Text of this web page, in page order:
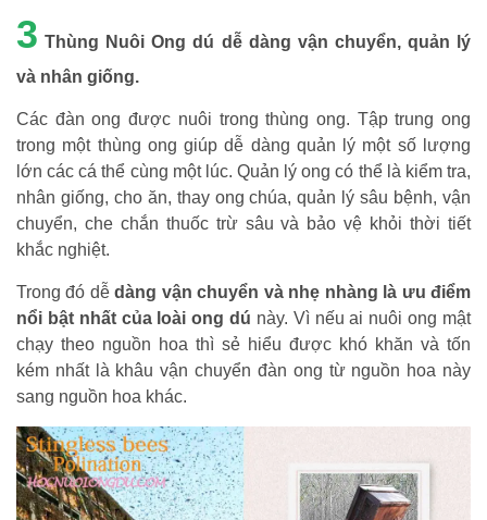
3 Thùng Nuôi Ong dú dễ dàng vận chuyển, quản lý
và nhân giống.
Các đàn ong được nuôi trong thùng ong. Tập trung ong
trong một thùng ong giúp dễ dàng quản lý một số lượng
lớn các cá thể cùng một lúc. Quản lý ong có thể là kiểm tra,
nhân giống, cho ăn, thay ong chúa, quản lý sâu bệnh, vận
chuyển, che chắn thuốc trừ sâu và bảo vệ khỏi thời tiết
khắc nghiệt.
Trong đó dễdàng vận chuyển và nhẹ nhàng là ưu điểm
nổi bật nhất của loài ong dú này. Vì nếu ai nuôi ong mật
chạy theo nguồn hoa thì sẻ hiểu được khó khăn và tốn
kém nhất là khâu vận chuyển đàn ong từ nguồn hoa này
sang nguồn hoa khác.